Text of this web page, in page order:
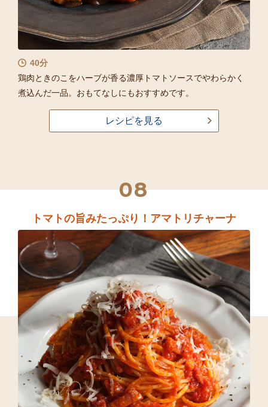
40分
鶏肉ときのこをハーブが香る濃厚トマトソースでやわらかく
煮込んだ一品。おもてなしにもおすすめです。
レシピを見る
08
トマトの旨みたっぷり！アマトリチャーナ